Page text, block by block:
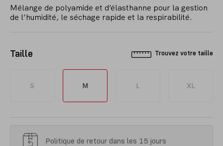
Mélange de polyamide et d’élasthanne pour la gestion
de l’humidité, le séchage rapide et la respirabilité.
Taille Trouvez votre taille
S M L XL
Politique de retour dans les 15 jours